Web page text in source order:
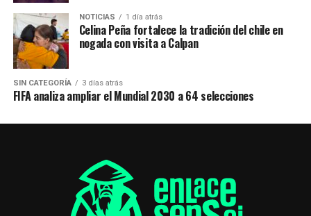
NOTICIAS 1 día atrás
Celina Peña fortalece la tradición del chile en
nogada con visita a Calpan
SIN CATEGORÍA 3 días atrás
FIFA analiza ampliar el Mundial 2030 a 64 selecciones